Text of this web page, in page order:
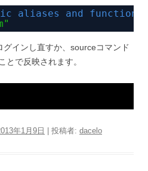
aliases and functions
インし直すか、sourceコマンド
とで反映されます。
年1月9日 投稿者: dacelo